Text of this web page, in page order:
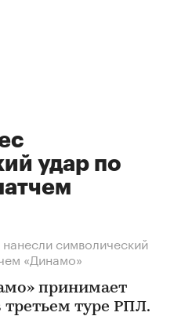
удар по
символический
«Динамо»
принимает
туре РПЛ.